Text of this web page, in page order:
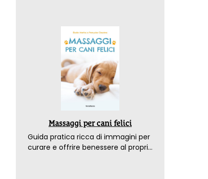
Massaggi per cani felici
Guida pratica ricca di immagini per
curare e offrire benessere al proprio